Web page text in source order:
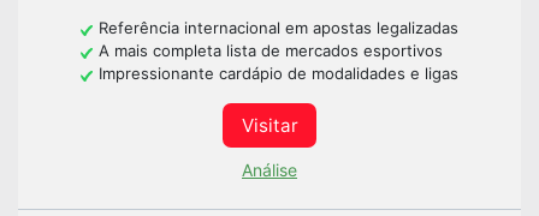
Referência internacional em apostas legalizadas
A mais completa lista de mercados esportivos
Impressionante cardápio de modalidades e ligas
Visitar
Análise